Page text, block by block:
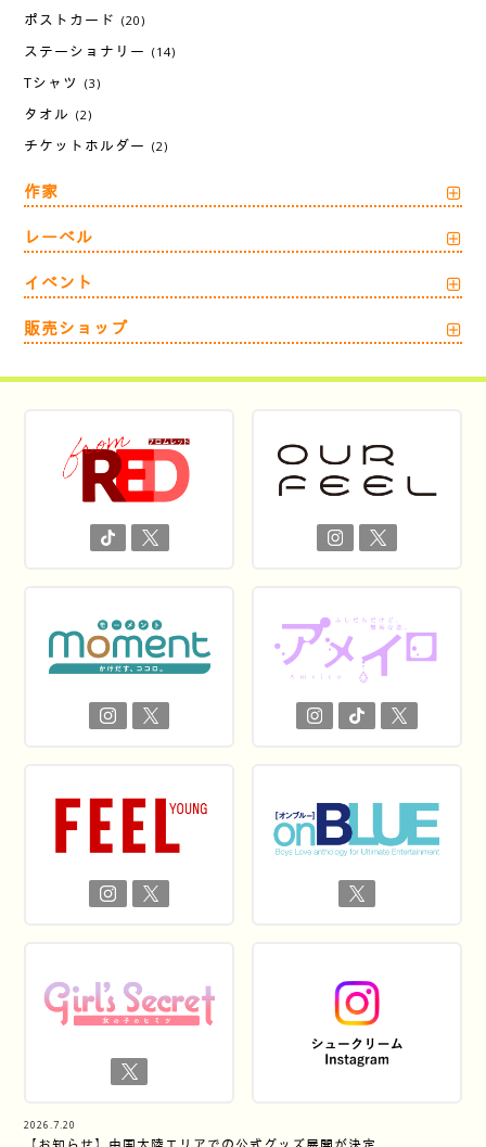
ポストカード (20)
ステーショナリー (14)
Tシャツ (3)
タオル (2)
チケットホルダー (2)
作家
レーベル
イベント
販売ショップ
2026.7.20